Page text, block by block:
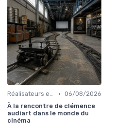
Réalisateurs et auteurs • 06/08/2026
À la rencontre de clémence
audiart dans le monde du
cinéma